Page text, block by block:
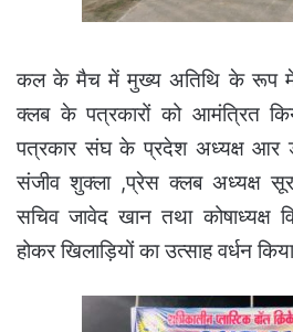
कल के मैच में मुख्य अतिथि के रूप में
क्लब के पत्रकारों को आमंत्रित
पत्रकार संघ के प्रदेश अध्यक्ष आर
संजीव शुक्ला ,प्रेस क्लब अध्यक्ष
सचिव जावेद खान तथा कोषाध्यक्ष
होकर खिलाड़ियों का उत्साह वर्धन